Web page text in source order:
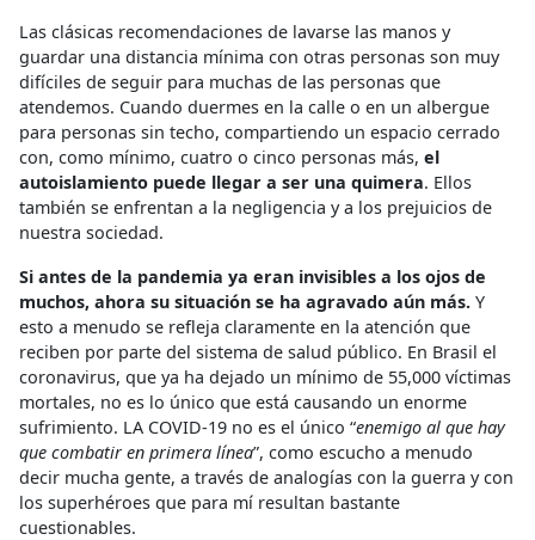
Las clásicas recomendaciones de lavarse las manos y
guardar una distancia mínima con otras personas son muy
difíciles de seguir para muchas de las personas que
atendemos. Cuando duermes en la calle o en un albergue
para personas sin techo, compartiendo un espacio cerrado
con, como mínimo, cuatro o cinco personas más, el
autoislamiento puede llegar a ser una quimera. Ellos
también se enfrentan a la negligencia y a los prejuicios de
nuestra sociedad.
Si antes de la pandemia ya eran invisibles a los ojos de
muchos, ahora su situación se ha agravado aún más. Y
esto a menudo se refleja claramente en la atención que
reciben por parte del sistema de salud público. En Brasil el
coronavirus, que ya ha dejado un mínimo de 55,000 víctimas
mortales, no es lo único que está causando un enorme
sufrimiento. LA COVID-19 no es el único “enemigo al que hay
que combatir en primera línea”, como escucho a menudo
decir mucha gente, a través de analogías con la guerra y con
los superhéroes que para mí resultan bastante
cuestionables.